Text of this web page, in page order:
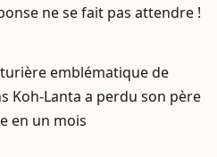
ne se fait pas attendre !
emblématique de
Koh-Lanta a perdu son père
en un mois